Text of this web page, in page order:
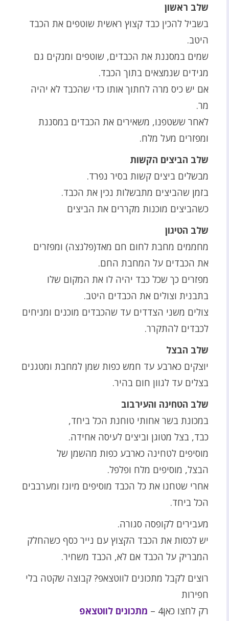
שלב ראשון
בשביל להכין כבד קצוץ ראשית שוטפים את הכבד
היטב.
שמים במסננת את הכבדים, שוטפים ומנקים גם
מגידים שנמצאים בתוך הכבד.
אם יש כיס מרה לחתוך אותו כדי שהכבד לא יהיה
מר.
לאחר ששטפנו, משאירים את הכבדים במסננת
ומפזרים מעל מלח.
שלב הביצים הקשות
מבשלים ביצים קשות בסיר נפרד.
בזמן שהביצים מתבשלות נכין את הכבד.
כשהביצים מוכנות מקררים את הביצים
שלב הטיגון
מחממים מחבת לחום חם מאד(פלנצה) ומפזרים
את הכבדים על המחבת החם.
מפזרים כך שכל כבד יהיה לו את המקום שלו
בתבנית וצולים את הכבדים היטב.
צולים משני הצדדים עד שהכבדים מוכנים ומניחים
לכבדים להתקרר.
שלב הבצל
יוצקים כארבע עד חמש כפות שמן למחבת ומטגנים
בצלים עד לגוון חום בהיר.
שלב הטחינה והעירבוב
במכונת בשר אחותי טוחנת הכל ביחד,
כבד, בצל מטוגן וביצים לעיסה אחידה.
מוסיפים לטחינה כארבע כפות מהשמן של
הבצל, מוסיפים מלח ופלפל.
אחרי שטחנו את כל הכבד מוסיפים מיונז ומערבבים
הכל ביחד.
מעבירים לקופסה סגורה.
יש לכסות את הכבד הקצוץ עם נייר כסף כשהחלק
המבריק על הכבד אם לא, הכבד משחיר.
רוצים לקבל מתכונים לווטצאפ? קבוצה שקטה בלי
חפירות
רק לחצו כאן4 –
מתכונים לווטצאפ